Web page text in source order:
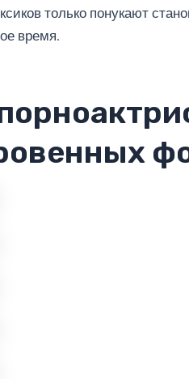
только понукают
время.